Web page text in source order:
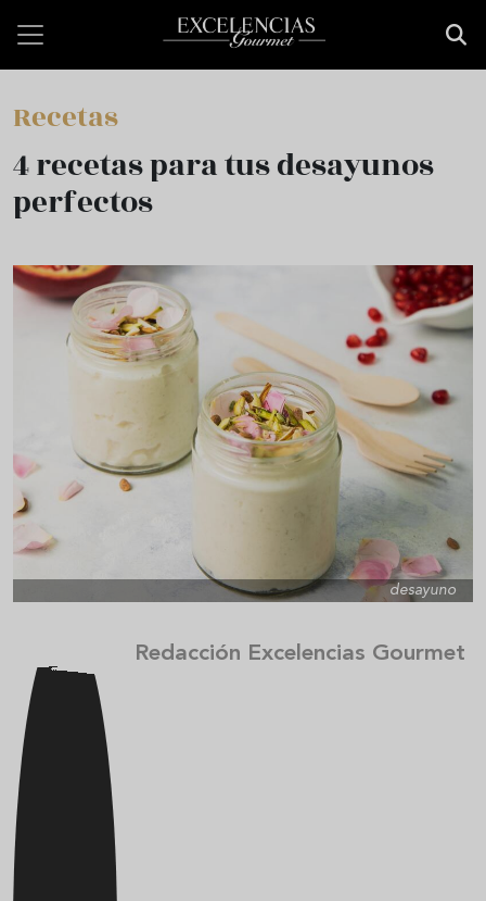
Recetas
4 recetas para tus desayunos
perfectos
desayuno
Redacción Excelencias Gourmet